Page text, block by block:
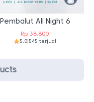
Pembalut All Night 6
Rp 38.800
5.0|545 terjual